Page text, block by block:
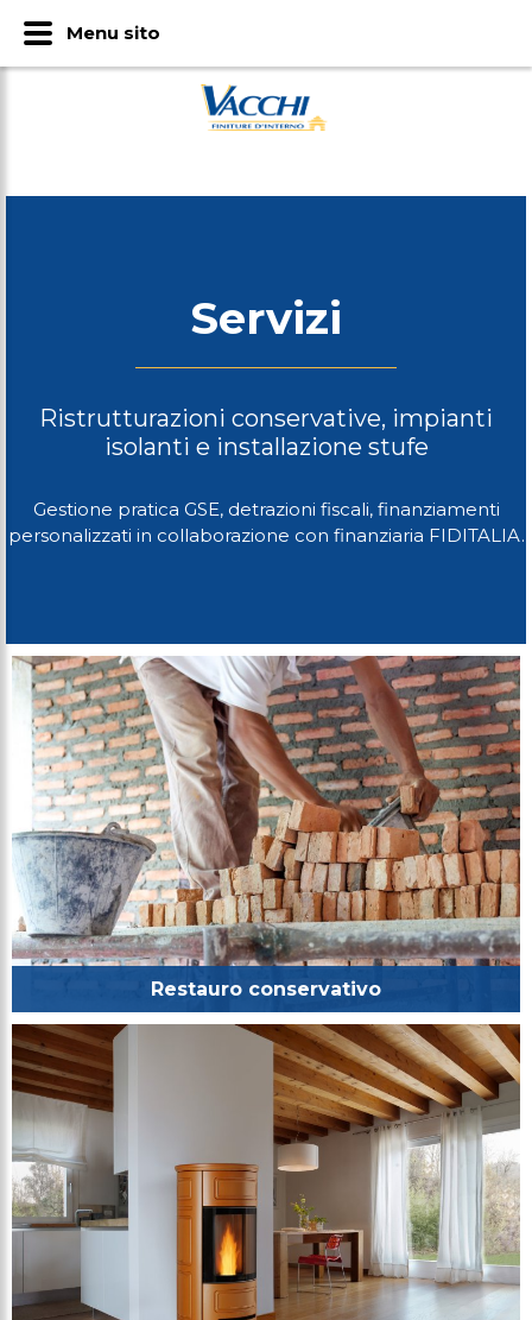
Servizi
Ristrutturazioni conservative, impianti
isolanti e installazione stufe
Gestione pratica GSE, detrazioni fiscali, finanziamenti
personalizzati in collaborazione con finanziaria FIDITALIA.
Restauro conservativo
Menu sito
Menu sito